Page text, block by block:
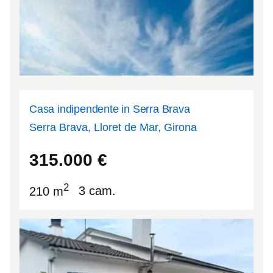
Casa indipendente in Serra Brava
Serra Brava, Lloret de Mar, Girona
315.000 €
210 m2 3 cam.